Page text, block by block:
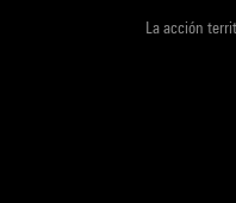
La acción